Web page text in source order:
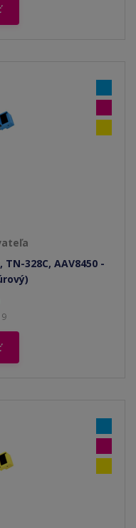
328C, AAV8450 -